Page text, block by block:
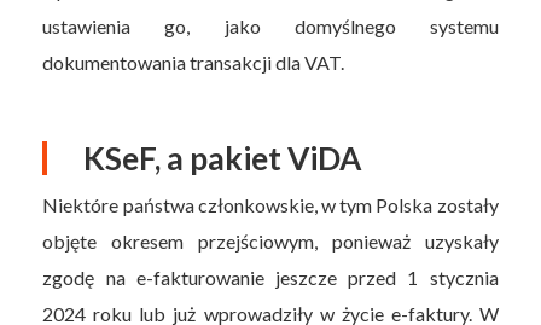
ustawienia go, jako domyślnego systemu
dokumentowania transakcji dla VAT.
KSeF, a pakiet ViDA
Niektóre państwa członkowskie, w tym Polska zostały
objęte okresem przejściowym, ponieważ uzyskały
zgodę na e-fakturowanie jeszcze przed 1 stycznia
2024 roku lub już wprowadziły w życie e-faktury. W